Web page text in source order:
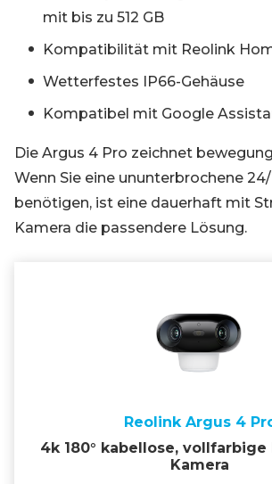
mit bis zu 512 GB
Kompatibilität mit Reolink
Wetterfestes IP66-Gehäuse
Kompatibel mit Google
Die Argus 4 Pro zeichnet
Wenn Sie eine ununterbrochene
benötigen, ist eine dauerhaft mit
Kamera die passendere Lösung.
Reolink Argus 4
4k 180° kabellose,
Kamera